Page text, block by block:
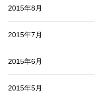
2015年8月
2015年7月
2015年6月
2015年5月